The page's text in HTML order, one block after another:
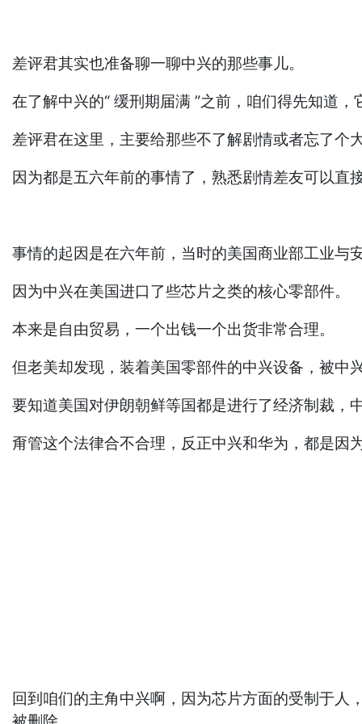
差评君其实也准备聊一聊中兴的那些事儿。
在了解中兴的“ 缓刑期届满 ”之前，咱们得先知道，
差评君在这里，主要给那些不了解剧情或者忘了个
因为都是五六年前的事情了，熟悉剧情差友可以直
事情的起因是在六年前，当时的美国商业部工业与
因为中兴在美国进口了些芯片之类的核心零部件。
本来是自由贸易，一个出钱一个出货非常合理。
但老美却发现，装着美国零部件的中兴设备，被中
要知道美国对伊朗朝鲜等国都是进行了经济制裁，
甭管这个法律合不合理，反正中兴和华为，都是因
回到咱们的主角中兴啊，因为芯片方面的受制于